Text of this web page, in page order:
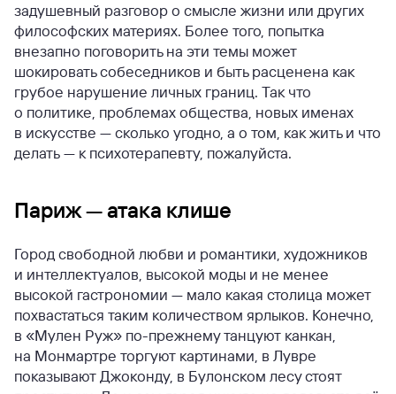
задушевный разговор о смысле жизни или других
философских материях. Более того, попытка
внезапно поговорить на эти темы может
шокировать собеседников и быть расценена как
грубое нарушение личных границ. Так что
о политике, проблемах общества, новых именах
в искусстве — сколько угодно, а о том, как жить и что
делать — к психотерапевту, пожалуйста.
Париж — атака клише
Город свободной любви и романтики, художников
и интеллектуалов, высокой моды и не менее
высокой гастрономии — мало какая столица может
похвастаться таким количеством ярлыков. Конечно,
в «Мулен Руж» по-прежнему танцуют канкан,
на Монмартре торгуют картинами, в Лувре
показывают Джоконду, в Булонском лесу стоят